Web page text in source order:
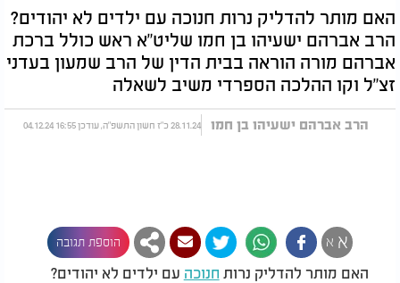
האם מותר להדליק נרות חנוכה עם ילדים לא יהודים?
הרב אברהם ישעיהו בן חמו שליט"א ראש כולל ברכת
אברהם מורה הוראה בבית הדין של הרב שמעון בעדני
זצ"ל וקו ההלכה הספרדי משיב לשאלה
הרב אברהם ישעיהו בן חמו 28.11.24 כ"ז חשון התשפ"ה, עודכן 16:55 04.12.24
א א הוספת תגובה
האם מותר להדליק נרות חנוכה עם ילדים לא יהודים?